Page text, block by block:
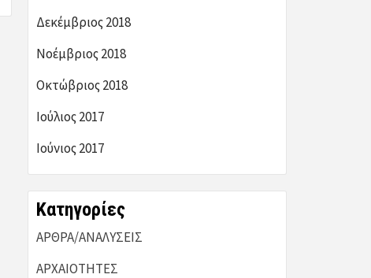
Δεκέμβριος 2018
Νοέμβριος 2018
Οκτώβριος 2018
Ιούλιος 2017
Ιούνιος 2017
Kατηγορίες
ΑΡΘΡΑ/ΑΝΑΛΥΣΕΙΣ
ΑΡΧΑΙΟΤΗΤΕΣ